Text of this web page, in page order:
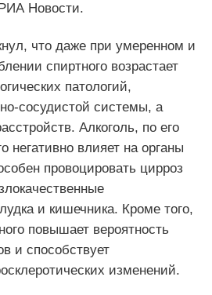
Новости.
что даже при умеренном и
спиртного возрастает
патологий,
сосудистой системы, а
Алкоголь, по его
негативно влияет на органы
провоцировать цирроз
и кишечника. Кроме того,
повышает вероятность
и способствует
изменений.